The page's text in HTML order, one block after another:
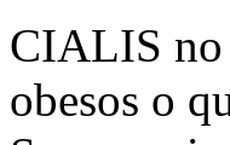
CIALIS no
obesos o